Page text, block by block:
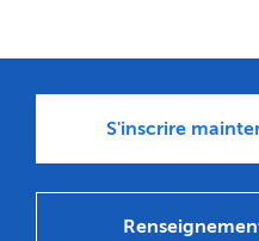
S'inscrire